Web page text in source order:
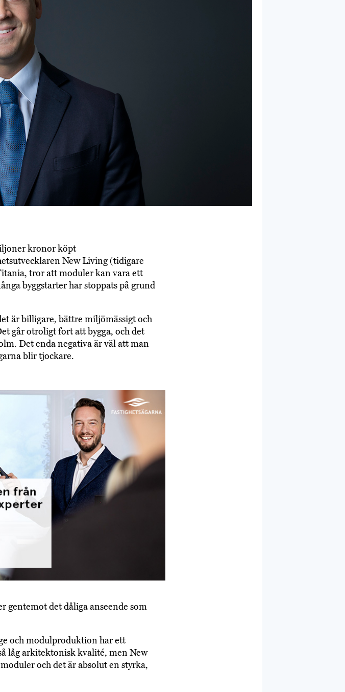
kronor köpt
New Living (tidigare
tror att moduler kan vara ett
byggstarter har stoppats på grund
är billigare, bättre miljömässigt och
går otroligt fort att bygga, och det
Det enda negativa är väl att man
blir tjockare.
gentemot det dåliga anseende som
och modulproduktion har ett
låg arkitektonisk kvalité, men New
och det är absolut en styrka,